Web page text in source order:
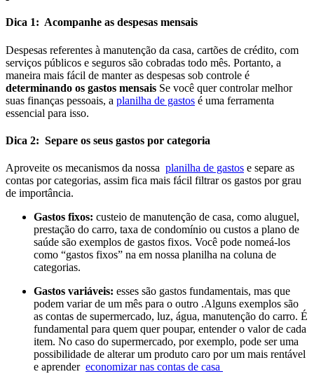
Dica 1: Acompanhe as despesas mensais
Despesas referentes à manutenção da casa, cartões de crédito, com
serviços públicos e seguros são cobradas todo mês. Portanto, a
maneira mais fácil de manter as despesas sob controle é
determinando os gastos mensais Se você quer controlar melhor
suas finanças pessoais, a planilha de gastos é uma ferramenta
essencial para isso.
Dica 2: Separe os seus gastos por categoria
Aproveite os mecanismos da nossa planilha de gastos e separe as
contas por categorias, assim fica mais fácil filtrar os gastos por grau
de importância.
Gastos fixos: custeio de manutenção de casa, como aluguel,
prestação do carro, taxa de condomínio ou custos a plano de
saúde são exemplos de gastos fixos. Você pode nomeá-los
como “gastos fixos” na em nossa planilha na coluna de
categorias.
Gastos variáveis: esses são gastos fundamentais, mas que
podem variar de um mês para o outro .Alguns exemplos são
as contas de supermercado, luz, água, manutenção do carro. É
fundamental para quem quer poupar, entender o valor de cada
item. No caso do supermercado, por exemplo, pode ser uma
possibilidade de alterar um produto caro por um mais rentável
e aprender economizar nas contas de casa